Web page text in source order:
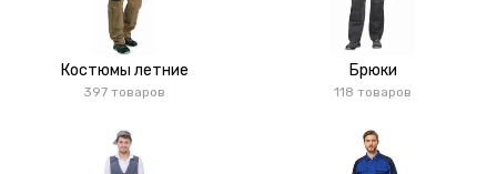
Костюмы летние
397 товаров
Брюки
118 товаров